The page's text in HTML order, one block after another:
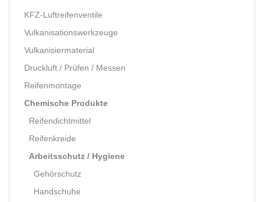
KFZ-Luftreifenventile
Vulkanisationswerkzeuge
Vulkanisiermaterial
Druckluft / Prüfen / Messen
Reifenmontage
Chemische Produkte
Reifendichtmittel
Reifenkreide
Arbeitsschutz / Hygiene
Gehörschutz
Handschuhe